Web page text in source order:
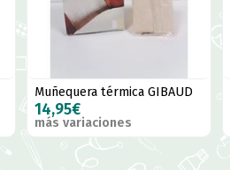
Muñequera térmica GIBAUD
14,95€
más variaciones